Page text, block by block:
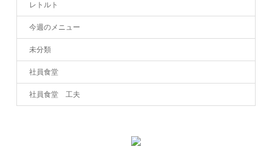
レトルト
今週のメニュー
未分類
社員食堂
社員食堂 工夫